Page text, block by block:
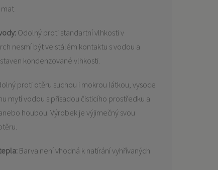
Odolný proti standartní vlhkosti v
nesmí být ve stálém kontaktu s vodou a
kondenzované vlhkosti.
proti otěru suchou i mokrou látkou, vysoce
mytí vodou s přísadou čisticího prostředku a
houbou. Výrobek je výjimečný svou
Barva není vhodná k natírání vyhřívaných